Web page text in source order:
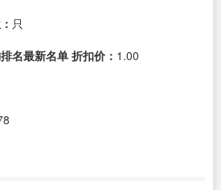
只
名最新名单 折扣价： 1.00